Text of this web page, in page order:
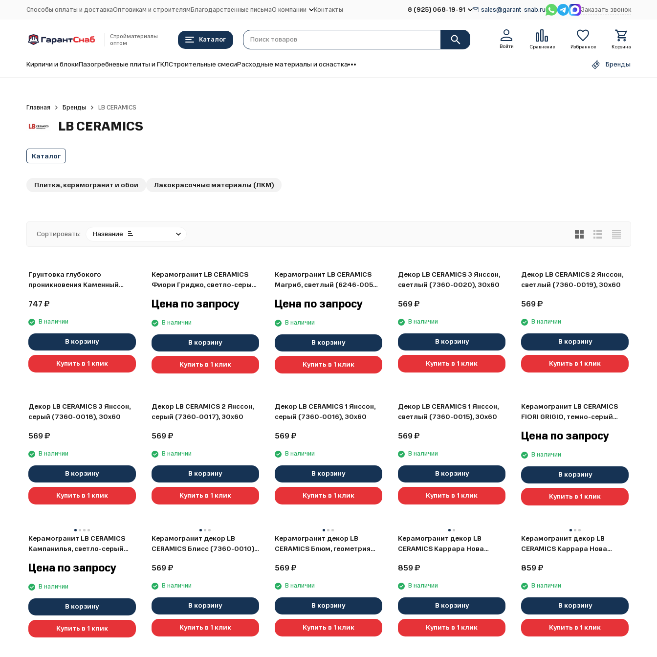
Способы оплаты и доставкаОптовикам и строителямБлагодарственные письмаО компании Контакты 8 (925) 068-19-91 sales@garant-snab.ru Заказать звонок
Стройматериалы
оптом
Каталог
Войти Сравнение Избранное Корзина
Кирпичи и блокиПазогребневые плиты и ГКЛСтроительные смесиРасходные материалы и оснастка Бренды
Главная Бренды LB CERAMICS
LB CERAMICS
Каталог
Плитка, керамогранит и обои Лакокрасочные материалы (ЛКМ)
Сортировать: Название
Грунтовка глубокого
проникновения Каменный
747₽
В наличии
В корзину
Купить в 1 клик
Керамогранит LB CERAMICS
Фиори Гриджо, светло-серый
Цена по запросу
В наличии
В корзину
Купить в 1 клик
Керамогранит LB CERAMICS
Магриб, светлый (6246-0054),
Цена по запросу
В наличии
В корзину
Купить в 1 клик
Декор LB CERAMICS 3 Янссон,
светлый (7360-0020), 30х60
569₽
В наличии
В корзину
Купить в 1 клик
Декор LB CERAMICS 2 Янссон,
светлый (7360-0019), 30х60
569₽
В наличии
В корзину
Купить в 1 клик
Декор LB CERAMICS 3 Янссон,
серый (7360-0018), 30х60
569₽
В наличии
В корзину
Купить в 1 клик
Декор LB CERAMICS 2 Янссон,
серый (7360-0017), 30х60
569₽
В наличии
В корзину
Купить в 1 клик
Декор LB CERAMICS 1 Янссон,
серый (7360-0016), 30х60
569₽
В наличии
В корзину
Купить в 1 клик
Декор LB CERAMICS 1 Янссон,
светлый (7360-0015), 30х60
569₽
В наличии
В корзину
Купить в 1 клик
Керамогранит LB CERAMICS
FIORI GRIGIO, темно-серый
Цена по запросу
В наличии
В корзину
Купить в 1 клик
Керамогранит LB CERAMICS
Кампанилья, светло-серый
Цена по запросу
В наличии
В корзину
Купить в 1 клик
Керамогранит декор LB
CERAMICS Блисс (7360-0010),
569₽
В наличии
В корзину
Купить в 1 клик
Керамогранит декор LB
CERAMICS Блюм, геометрия
569₽
В наличии
В корзину
Купить в 1 клик
Керамогранит декор LB
CERAMICS Каррара Нова
859₽
В наличии
В корзину
Купить в 1 клик
Керамогранит декор LB
CERAMICS Каррара Нова
859₽
В наличии
В корзину
Купить в 1 клик